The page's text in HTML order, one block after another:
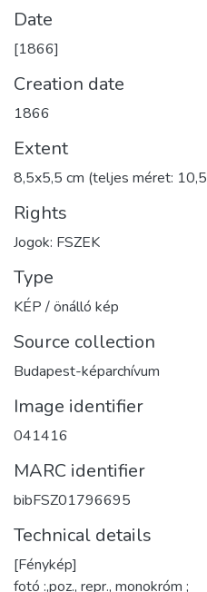
Date
[1866]
Creation date
1866
Extent
8,5x5,5 cm (teljes méret:
Rights
Jogok: FSZEK
Type
KÉP / önálló kép
Source collection
Budapest-képarchívum
Image identifier
041416
MARC identifier
bibFSZ01796695
Technical details
[Fénykép]
fotó :,poz., repr., monokróm ;